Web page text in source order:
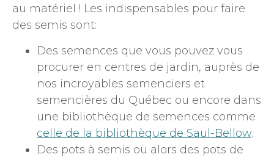
au matériel ! Les indispensables pour faire
des semis sont:
Des semences que vous pouvez vous
procurer en centres de jardin, auprès de
nos incroyables semenciers et
semencières du Québec ou encore dans
une bibliothèque de semences comme
celle de la bibliothèque de Saul-Bellow.
Des pots à semis ou alors des pots de